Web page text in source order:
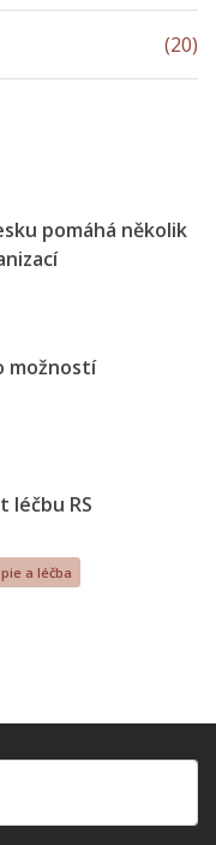
(20)
pomáhá několik
možností
léčbu RS
a léčba